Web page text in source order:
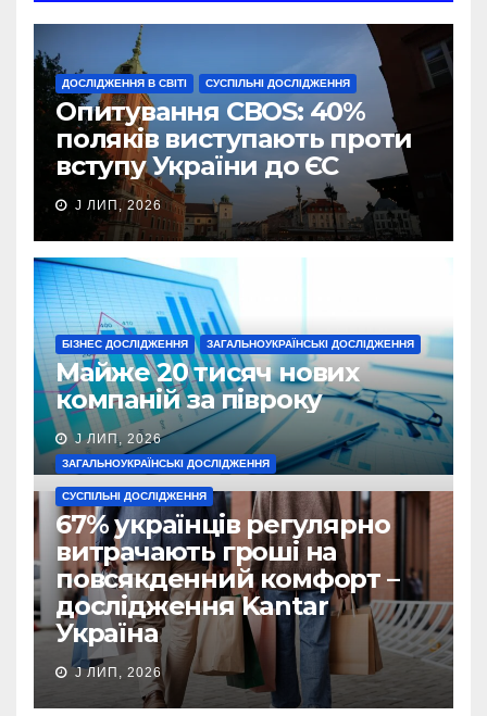
ДОСЛІДЖЕННЯ В СВІТІ СУСПІЛЬНІ ДОСЛІДЖЕННЯ
Опитування CBOS: 40%
поляків виступають проти
вступу України до ЄС
J ЛИП, 2026
БІЗНЕС ДОСЛІДЖЕННЯ ЗАГАЛЬНОУКРАЇНСЬКІ ДОСЛІДЖЕННЯ
Майже 20 тисяч нових
компаній за півроку
J ЛИП, 2026
ЗАГАЛЬНОУКРАЇНСЬКІ ДОСЛІДЖЕННЯ
СУСПІЛЬНІ ДОСЛІДЖЕННЯ
67% українців регулярно
витрачають гроші на
повсякденний комфорт –
дослідження Kantar
Україна
J ЛИП, 2026